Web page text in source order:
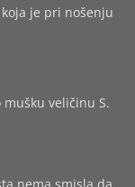
je pri nošenju
veličinu S.